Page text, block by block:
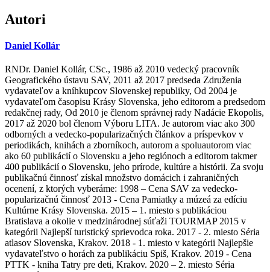
Autori
Daniel Kollár
RNDr. Daniel Kollár, CSc., 1986 až 2010 vedecký pracovník
Geografického ústavu SAV, 2011 až 2017 predseda Združenia
vydavateľov a kníhkupcov Slovenskej republiky, Od 2004 je
vydavateľom časopisu Krásy Slovenska, jeho editorom a predsedom
redakčnej rady, Od 2010 je členom správnej rady Nadácie Ekopolis,
2017 až 2020 bol členom Výboru LITA. Je autorom viac ako 300
odborných a vedecko-popularizačných článkov a príspevkov v
periodikách, knihách a zborníkoch, autorom a spoluautorom viac
ako 60 publikácií o Slovensku a jeho regiónoch a editorom takmer
400 publikácií o Slovensku, jeho prírode, kultúre a histórii. Za svoju
publikačnú činnosť získal množstvo domácich i zahraničných
ocenení, z ktorých vyberáme: 1998 – Cena SAV za vedecko-
popularizačnú činnosť 2013 - Cena Pamiatky a múzeá za edíciu
Kultúrne Krásy Slovenska. 2015 – 1. miesto s publikáciou
Bratislava a okolie v medzinárodnej súťaži TOURMAP 2015 v
kategórii Najlepší turistický sprievodca roka. 2017 - 2. miesto Séria
atlasov Slovenska, Krakov. 2018 - 1. miesto v kategórii Najlepšie
vydavateľstvo o horách za publikáciu Spiš, Krakov. 2019 - Cena
PTTK - kniha Tatry pre deti, Krakov. 2020 – 2. miesto Séria